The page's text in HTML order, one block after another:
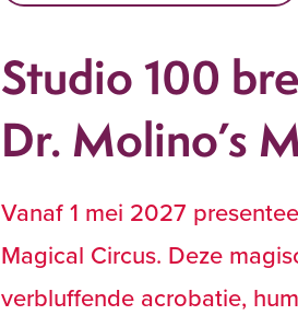
Studio 100
Dr. Molino’s
Vanaf 1 mei 2027
Magical Circus. Deze
verbluffende acrobatie,